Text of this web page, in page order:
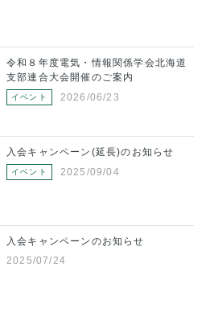
令和８年度電気・情報関係学会北海道
支部連合大会開催のご案内
イベント 2026/06/23
入会キャンペーン(延長)のお知らせ
イベント 2025/09/04
入会キャンペーンのお知らせ
2025/07/24